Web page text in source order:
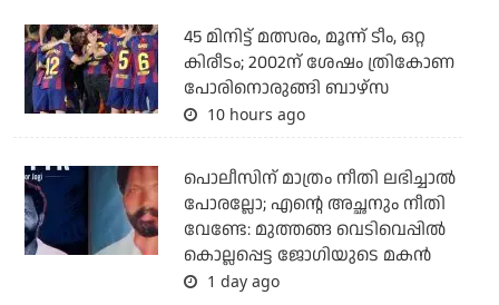
45 മിനിട്ട് മത്സരം, മൂന്ന് ടീം, ഒറ്റ
കിരീടം; 2002ന് ശേഷം ത്രികോണ
പോരിനൊരുങ്ങി ബാഴ്‌സ
10 hours ago
പൊലീസിന് മാത്രം നീതി ലഭിച്ചാല്‍
പോരല്ലോ; എന്റെ അച്ഛനും നീതി
വേണ്ടേ: മുത്തങ്ങ വെടിവെപ്പില്‍
കൊല്ലപ്പെട്ട ജോഗിയുടെ മകന്‍
1 day ago